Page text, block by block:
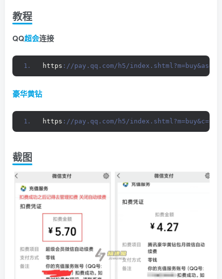
教程
QQ超会连接
https ://pay.qq.com/h5/
豪华黄钻
https ://pay.qq.com/h5/
截图